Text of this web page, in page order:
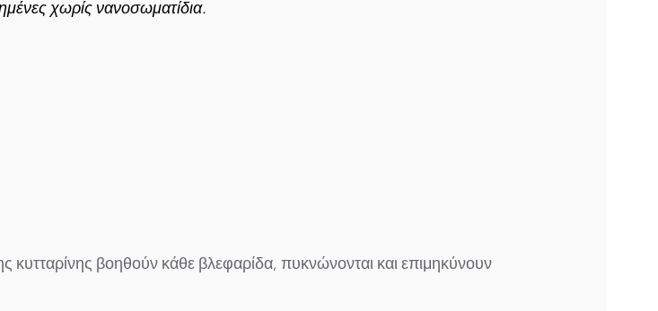
χωρίς νανοσωματίδια.
κυτταρίνης βοηθούν κάθε βλεφαρίδα, πυκνώνονται και επιμηκύνουν